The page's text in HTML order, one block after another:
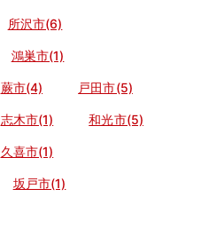
所沢市(6)
鴻巣市(1)
蕨市(4) 戸田市(5)
志木市(1) 和光市(5)
久喜市(1)
坂戸市(1)